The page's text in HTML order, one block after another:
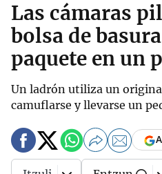
Las cámaras
bolsa de
paquete en un
Un ladrón utiliza un
camuflarse y llevarse un